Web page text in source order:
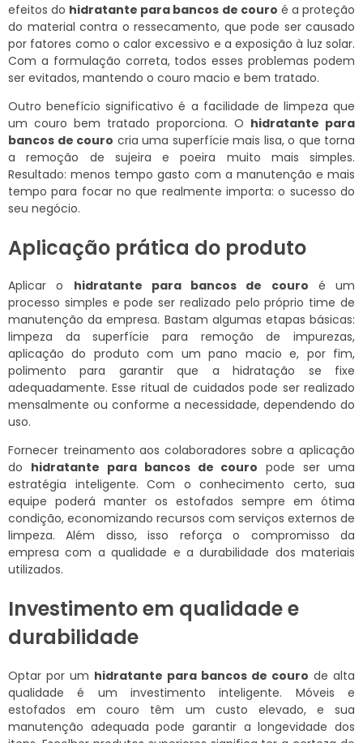
efeitos do hidratante para bancos de couro é a proteção
do material contra o ressecamento, que pode ser causado
por fatores como o calor excessivo e a exposição à luz solar.
Com a formulação correta, todos esses problemas podem
ser evitados, mantendo o couro macio e bem tratado.
Outro benefício significativo é a facilidade de limpeza que
um couro bem tratado proporciona. O hidratante para
bancos de couro cria uma superfície mais lisa, o que torna
a remoção de sujeira e poeira muito mais simples.
Resultado: menos tempo gasto com a manutenção e mais
tempo para focar no que realmente importa: o sucesso do
seu negócio.
Aplicação prática do produto
Aplicar o hidratante para bancos de couro é um
processo simples e pode ser realizado pelo próprio time de
manutenção da empresa. Bastam algumas etapas básicas:
limpeza da superfície para remoção de impurezas,
aplicação do produto com um pano macio e, por fim,
polimento para garantir que a hidratação se fixe
adequadamente. Esse ritual de cuidados pode ser realizado
mensalmente ou conforme a necessidade, dependendo do
uso.
Fornecer treinamento aos colaboradores sobre a aplicação
do hidratante para bancos de couro pode ser uma
estratégia inteligente. Com o conhecimento certo, sua
equipe poderá manter os estofados sempre em ótima
condição, economizando recursos com serviços externos de
limpeza. Além disso, isso reforça o compromisso da
empresa com a qualidade e a durabilidade dos materiais
utilizados.
Investimento em qualidade e
durabilidade
Optar por um hidratante para bancos de couro de alta
qualidade é um investimento inteligente. Móveis e
estofados em couro têm um custo elevado, e sua
manutenção adequada pode garantir a longevidade dos